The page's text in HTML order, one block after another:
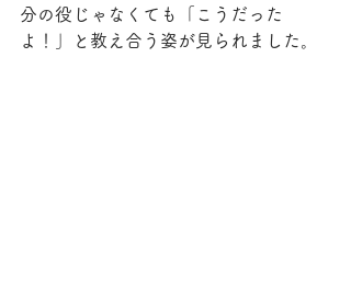
分の役じゃなくても「こうだった
よ！」と教え合う姿が見られました。